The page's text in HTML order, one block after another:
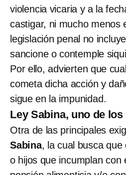
violencia vicaria y a la
castigar, ni mucho menos
legislación penal no
sancione o contemple
Por ello, advierten que
cometa dicha acción y
sigue en la impunidad.
Ley Sabina, uno de
Otra de las principales
Sabina, la cual busca que
o hijos que incumplan con